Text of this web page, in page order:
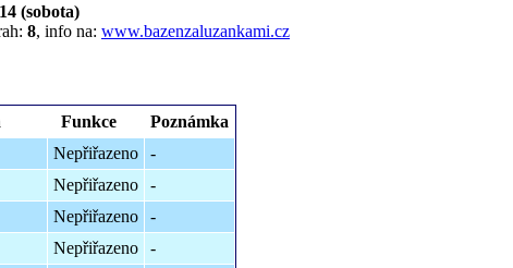
(sobota)
8, info na: www.bazenzaluzankami.cz
Funkce
Poznámka
Nepřiřazeno
-
Nepřiřazeno
-
Nepřiřazeno
-
Nepřiřazeno
-